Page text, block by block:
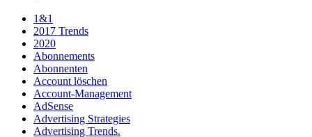
1&1
2017 Trends
2020
Abonnements
Abonnenten
Account löschen
Account-Management
AdSense
Advertising Strategies
Advertising Trends.